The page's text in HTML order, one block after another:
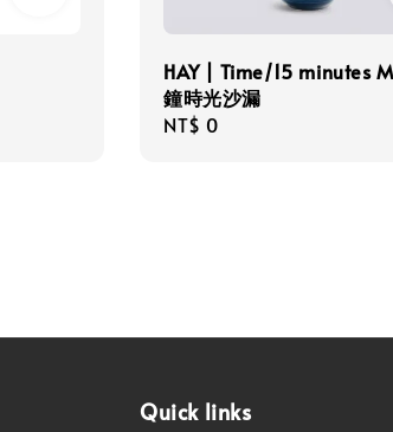
HAY | Time/15 minutes
鐘時光沙漏
Regular
NT$ 0
Quick links